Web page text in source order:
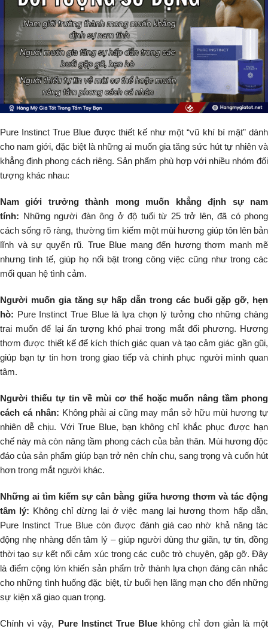
Pure Instinct True Blue được thiết kế như một “vũ khí bí mật” dành
cho nam giới, đặc biệt là những ai muốn gia tăng sức hút tự nhiên và
khẳng định phong cách riêng. Sản phẩm phù hợp với nhiều nhóm đối
tượng khác nhau:
Nam giới trưởng thành mong muốn khẳng định sự nam
tính: Những người đàn ông ở độ tuổi từ 25 trở lên, đã có phong
cách sống rõ ràng, thường tìm kiếm một mùi hương giúp tôn lên bản
lĩnh và sự quyến rũ. True Blue mang đến hương thơm mạnh mẽ
nhưng tinh tế, giúp họ nổi bật trong công việc cũng như trong các
mối quan hệ tình cảm.
Người muốn gia tăng sự hấp dẫn trong các buổi gặp gỡ, hẹn
hò: Pure Instinct True Blue là lựa chọn lý tưởng cho những chàng
trai muốn để lại ấn tượng khó phai trong mắt đối phương. Hương
thơm được thiết kế để kích thích giác quan và tạo cảm giác gần gũi,
giúp bạn tự tin hơn trong giao tiếp và chinh phục người mình quan
tâm.
Người thiếu tự tin về mùi cơ thể hoặc muốn nâng tầm phong
cách cá nhân: Không phải ai cũng may mắn sở hữu mùi hương tự
nhiên dễ chịu. Với True Blue, bạn không chỉ khắc phục được hạn
chế này mà còn nâng tầm phong cách của bản thân. Mùi hương độc
đáo của sản phẩm giúp bạn trở nên chỉn chu, sang trọng và cuốn hút
hơn trong mắt người khác.
Những ai tìm kiếm sự cân bằng giữa hương thơm và tác động
tâm lý: Không chỉ dừng lại ở việc mang lại hương thơm hấp dẫn,
Pure Instinct True Blue còn được đánh giá cao nhờ khả năng tác
động nhẹ nhàng đến tâm lý – giúp người dùng thư giãn, tự tin, đồng
thời tạo sự kết nối cảm xúc trong các cuộc trò chuyện, gặp gỡ. Đây
là điểm cộng lớn khiến sản phẩm trở thành lựa chọn đáng cân nhắc
cho những tình huống đặc biệt, từ buổi hẹn lãng mạn cho đến những
sự kiện xã giao quan trọng.
Chính vì vậy, Pure Instinct True Blue không chỉ đơn giản là một